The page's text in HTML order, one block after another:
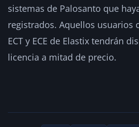
sistemas de Palosanto que
registrados. Aquellos usuarios
ECT y ECE de Elastix tendrán
licencia a mitad de precio.